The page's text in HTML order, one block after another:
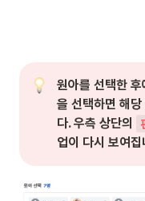
원아를 선택한 후
을 선택하면 해당
다. 우측 상단의
업이 다시 보여집